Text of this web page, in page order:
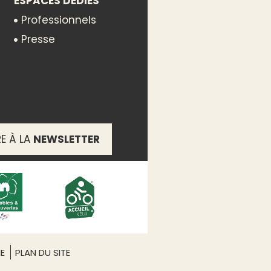
de navigation construits
et le Tunnel du
d’1h30.
Professionnels
Presse
À LA NEWSLETTER
PLAN DU SITE